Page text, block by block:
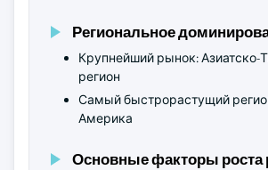
Региональное
Крупнейший рынок: Азиатско-
регион
Самый быстрорастущий
Америка
Основные факторы роста